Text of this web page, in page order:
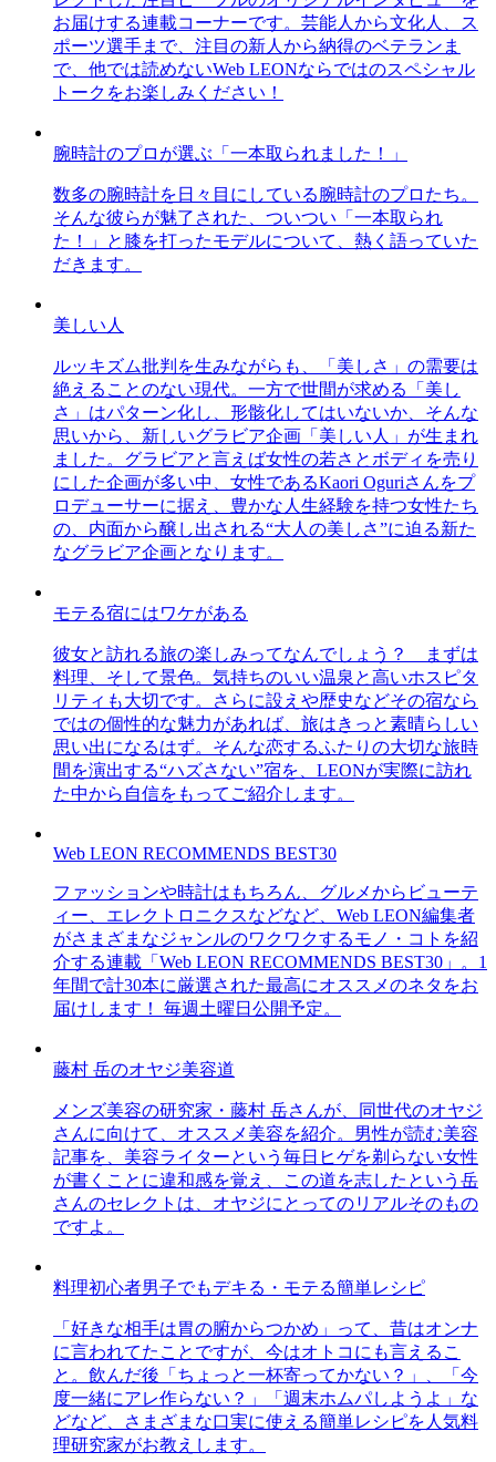
お届けする連載コーナーです。芸能人から文化人、ス
ポーツ選手まで、注目の新人から納得のベテランま
で、他では読めないWeb LEONならではのスペシャル
トークをお楽しみください！
腕時計のプロが選ぶ「一本取られました！」
数多の腕時計を日々目にしている腕時計のプロたち。
そんな彼らが魅了された、ついつい「一本取られ
た！」と膝を打ったモデルについて、熱く語っていた
だきます。
美しい人
ルッキズム批判を生みながらも、「美しさ」の需要は
絶えることのない現代。一方で世間が求める「美し
さ」はパターン化し、形骸化してはいないか、そんな
思いから、新しいグラビア企画「美しい人」が生まれ
ました。グラビアと言えば女性の若さとボディを売り
にした企画が多い中、女性であるKaori Oguriさんをプ
ロデューサーに据え、豊かな人生経験を持つ女性たち
の、内面から醸し出される“大人の美しさ”に迫る新た
なグラビア企画となります。
モテる宿にはワケがある
彼女と訪れる旅の楽しみってなんでしょう？ まずは
料理、そして景色。気持ちのいい温泉と高いホスピタ
リティも大切です。さらに設えや歴史などその宿なら
ではの個性的な魅力があれば、旅はきっと素晴らしい
思い出になるはず。そんな恋するふたりの大切な旅時
間を演出する“ハズさない”宿を、LEONが実際に訪れ
た中から自信をもってご紹介します。
Web LEON RECOMMENDS BEST30
ファッションや時計はもちろん、グルメからビューテ
ィー、エレクトロニクスなどなど、Web LEON編集者
がさまざまなジャンルのワクワクするモノ・コトを紹
介する連載「Web LEON RECOMMENDS BEST30」。1
年間で計30本に厳選された最高にオススメのネタをお
届けします！ 毎週土曜日公開予定。
藤村 岳のオヤジ美容道
メンズ美容の研究家・藤村 岳さんが、同世代のオヤジ
さんに向けて、オススメ美容を紹介。男性が読む美容
記事を、美容ライターという毎日ヒゲを剃らない女性
が書くことに違和感を覚え、この道を志したという岳
さんのセレクトは、オヤジにとってのリアルそのもの
ですよ。
料理初心者男子でもデキる・モテる簡単レシピ
「好きな相手は胃の腑からつかめ」って、昔はオンナ
に言われてたことですが、今はオトコにも言えるこ
と。飲んだ後「ちょっと一杯寄ってかない？」、「今
度一緒にアレ作らない？」「週末ホムパしようよ」な
どなど、さまざまな口実に使える簡単レシピを人気料
理研究家がお教えします。